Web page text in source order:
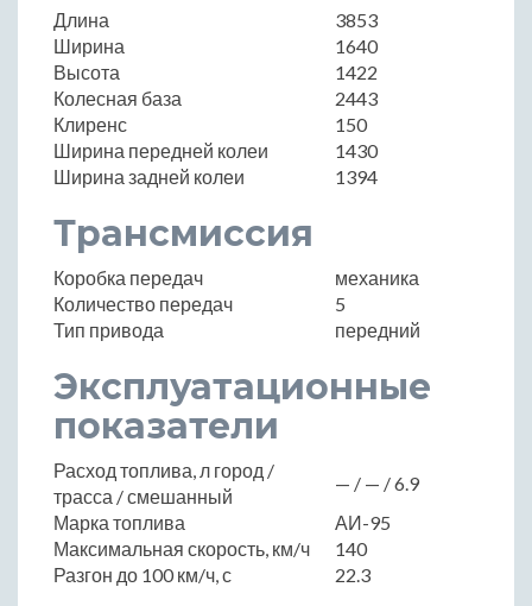
Длина
3853
Ширина
1640
Высота
1422
Колесная база
2443
Клиренс
150
Ширина передней колеи
1430
Ширина задней колеи
1394
Трансмиссия
Коробка передач
механика
Количество передач
5
Тип привода
передний
Эксплуатационные
показатели
Расход топлива, л город /
трасса / смешанный
— / — / 6.9
Марка топлива
АИ-95
Максимальная скорость, км/ч
140
Разгон до 100 км/ч, с
22.3